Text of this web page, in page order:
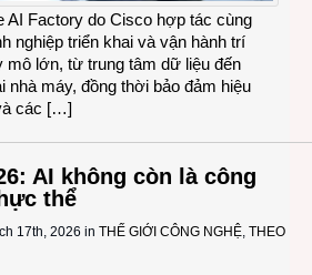
AI Factory do Cisco hợp tác cùng
nghiệp triển khai và vận hành trí
mô lớn, từ trung tâm dữ liệu đến
nhà máy, đồng thời bảo đảm hiệu
các […]
AI không còn là công
thể
17th, 2026 in THẾ GIỚI CÔNG NGHỆ, THEO